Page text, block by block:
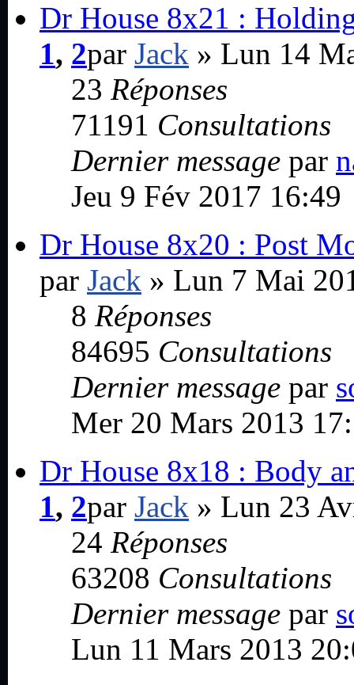
Dr House 8x21 :
1, 2par Jack » Lun 14
23 Réponses
71191 Consultations
Dernier message par
Jeu 9 Fév 2017 16:49
Dr House 8x20 : Post
par Jack » Lun 7 Mai
8 Réponses
84695 Consultations
Dernier message par
Mer 20 Mars 2013
Dr House 8x18 : Body
1, 2par Jack » Lun 23
24 Réponses
63208 Consultations
Dernier message par
Lun 11 Mars 2013